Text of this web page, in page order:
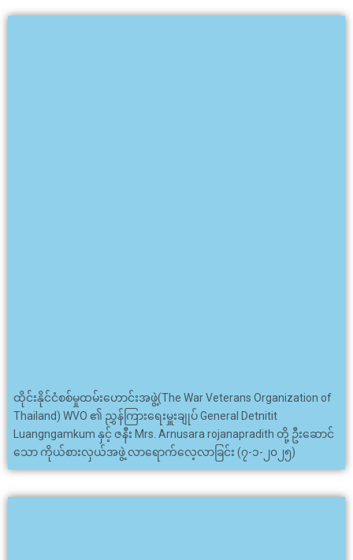
ထိုင်းနိုင်ငံစစ်မှုထမ်းဟောင်းအဖွဲ့(The War Veterans Organization of
Thailand) WVO ၏ ညွှန်ကြားရေးမှူးချုပ် General Detnitit
Luangngamkum နှင့် ဇနီး Mrs. Arnusara rojanapradith တို့ ဦးဆောင်
သော ကိုယ်စားလှယ်အဖွဲ့ လာရောက်လေ့လာခြင်း (၇-၁-၂၀၂၅)